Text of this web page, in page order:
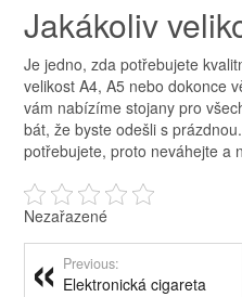
Jakákoliv
Je jedno, zda potřebujete
velikost A4, A5 nebo dokonce
vám nabízíme stojany pro
bát, že byste odešli s
potřebujete, proto neváhejte a
Nezařazené
Previous:
Elektronická cigareta